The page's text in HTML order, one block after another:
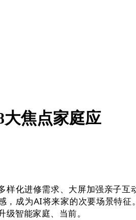
焦点家庭应
化进修需求、大屏加强亲子互
，成为AI将来家的次要场景特
智能家庭、当前。